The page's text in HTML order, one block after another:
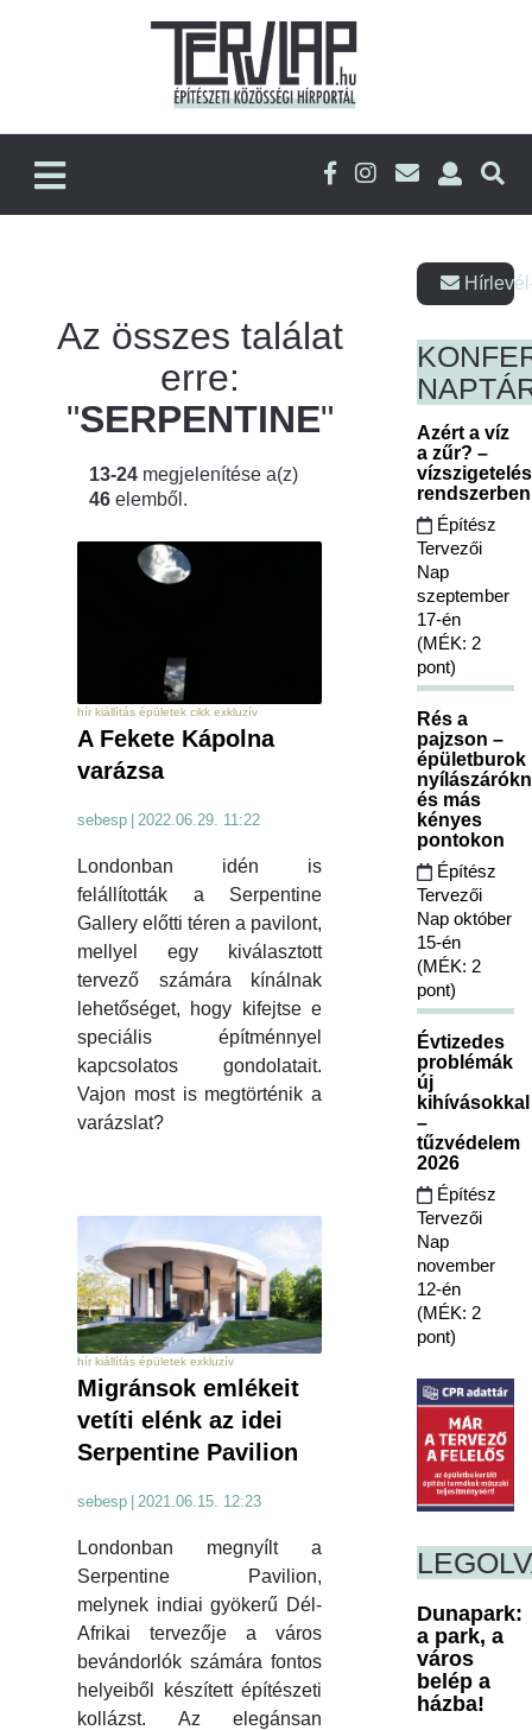
Az összes találat
erre:
"SERPENTINE"
13-24 megjelenítése a(z)
46 elemből.
hír kiállítás épületek cikk exkluzív
A Fekete Kápolna
varázsa
sebesp 2022.06.29. 11:22
Londonban idén is
felállították a Serpentine
Gallery előtti téren a pavilont,
mellyel egy kiválasztott
tervező számára kínálnak
lehetőséget, hogy kifejtse e
speciális építménnyel
kapcsolatos gondolatait.
Vajon most is megtörténik a
varázslat?
hír kiállítás épületek exkluzív
Migránsok emlékeit
vetíti elénk az idei
Serpentine Pavilion
sebesp 2021.06.15. 12:23
Londonban megnyílt a
Serpentine Pavilion,
melynek indiai gyökerű Dél-
Afrikai tervezője a város
bevándorlók számára fontos
helyeiből készített építészeti
kollázst. Az elegánsan
Azért a víz
a zűr? –
Építész
Tervezői
Nap
szeptember
17-én
(MÉK: 2
pont)
Rés a
pajzson –
épületburok
és más
kényes
pontokon
Építész
Tervezői
Nap október
15-én
(MÉK: 2
pont)
Évtizedes
problémák
új
kihívásokkal
–
tűzvédelem
2026
Építész
Tervezői
Nap
november
12-én
(MÉK: 2
pont)
Dunapark:
a park, a
város
belép a
házba!